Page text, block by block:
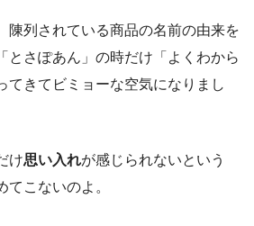
陳列されている商品の名前の由来を
とさぽあん」の時だけ「よくわから
てきてビミョーな空気になりまし
け思い入れが感じられないという
こないのよ。